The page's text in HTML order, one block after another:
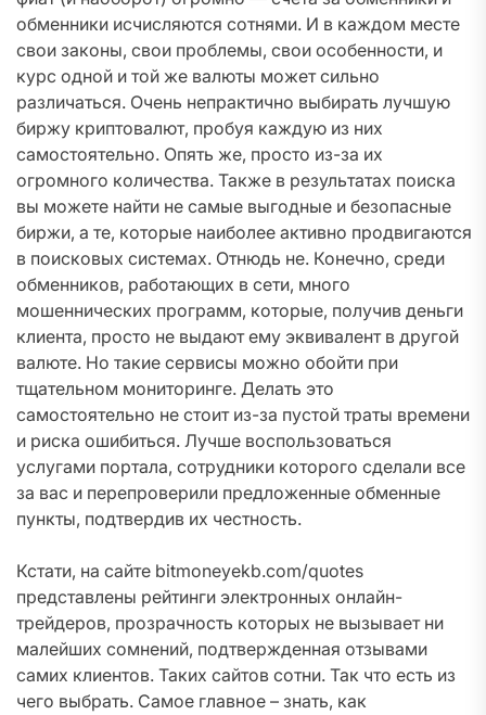
обменники исчисляются сотнями. И в каждом месте
свои законы, свои проблемы, свои особенности, и
курс одной и той же валюты может сильно
различаться. Очень непрактично выбирать лучшую
биржу криптовалют, пробуя каждую из них
самостоятельно. Опять же, просто из-за их
огромного количества. Также в результатах поиска
вы можете найти не самые выгодные и безопасные
биржи, а те, которые наиболее активно продвигаются
в поисковых системах. Отнюдь не. Конечно, среди
обменников, работающих в сети, много
мошеннических программ, которые, получив деньги
клиента, просто не выдают ему эквивалент в другой
валюте. Но такие сервисы можно обойти при
тщательном мониторинге. Делать это
самостоятельно не стоит из-за пустой траты времени
и риска ошибиться. Лучше воспользоваться
услугами портала, сотрудники которого сделали все
за вас и перепроверили предложенные обменные
пункты, подтвердив их честность.
Кстати, на сайте bitmoneyekb.com/quotes
представлены рейтинги электронных онлайн-
трейдеров, прозрачность которых не вызывает ни
малейших сомнений, подтвержденная отзывами
самих клиентов. Таких сайтов сотни. Так что есть из
чего выбрать. Самое главное – знать, как